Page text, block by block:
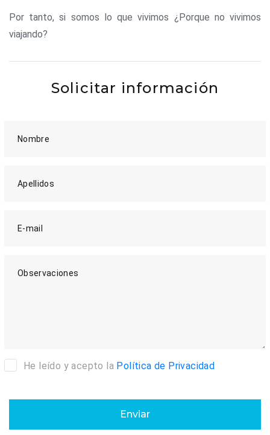
Por tanto, si somos lo que vivimos ¿Porque no vivimos
viajando?
Solicitar información
Nombre
Apellidos
E-mail
Observaciones
He leído y acepto la Política de Privacidad
Enviar